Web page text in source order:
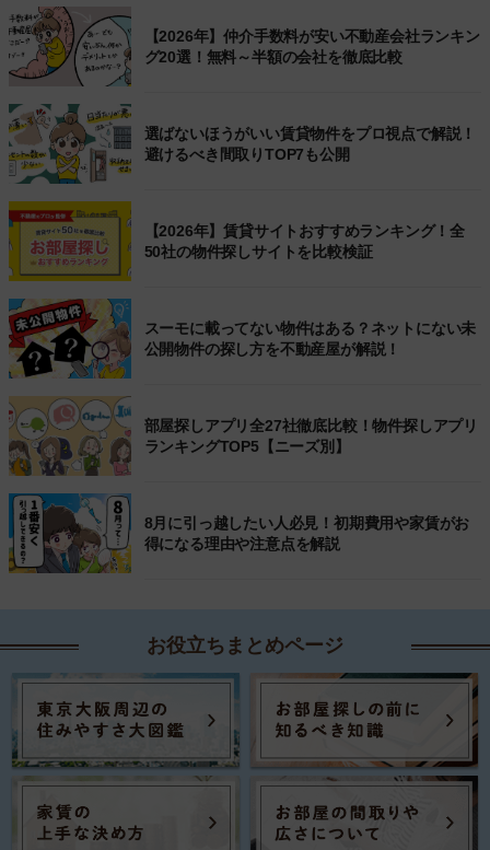
【2026年】仲介手数料が安い不動産会社ランキン
グ20選！無料～半額の会社を徹底比較
選ばないほうがいい賃貸物件をプロ視点で解説！
避けるべき間取りTOP7も公開
【2026年】賃貸サイトおすすめランキング！全
50社の物件探しサイトを比較検証
スーモに載ってない物件はある？ネットにない未
公開物件の探し方を不動産屋が解説！
部屋探しアプリ全27社徹底比較！物件探しアプリ
ランキングTOP5【ニーズ別】
8月に引っ越したい人必見！初期費用や家賃がお
得になる理由や注意点を解説
お役立ちまとめページ